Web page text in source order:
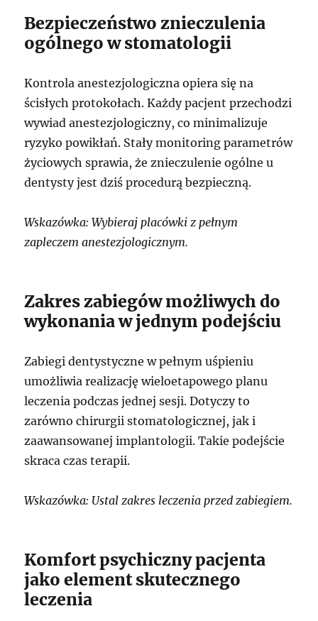
Bezpieczeństwo znieczulenia
ogólnego w stomatologii
Kontrola anestezjologiczna opiera się na
ścisłych protokołach. Każdy pacjent przechodzi
wywiad anestezjologiczny, co minimalizuje
ryzyko powikłań. Stały monitoring parametrów
życiowych sprawia, że znieczulenie ogólne u
dentysty jest dziś procedurą bezpieczną.
Wskazówka: Wybieraj placówki z pełnym
zapleczem anestezjologicznym.
Zakres zabiegów możliwych do
wykonania w jednym podejściu
Zabiegi dentystyczne w pełnym uśpieniu
umożliwia realizację wieloetapowego planu
leczenia podczas jednej sesji. Dotyczy to
zarówno chirurgii stomatologicznej, jak i
zaawansowanej implantologii. Takie podejście
skraca czas terapii.
Wskazówka: Ustal zakres leczenia przed zabiegiem.
Komfort psychiczny pacjenta
jako element skutecznego
leczenia